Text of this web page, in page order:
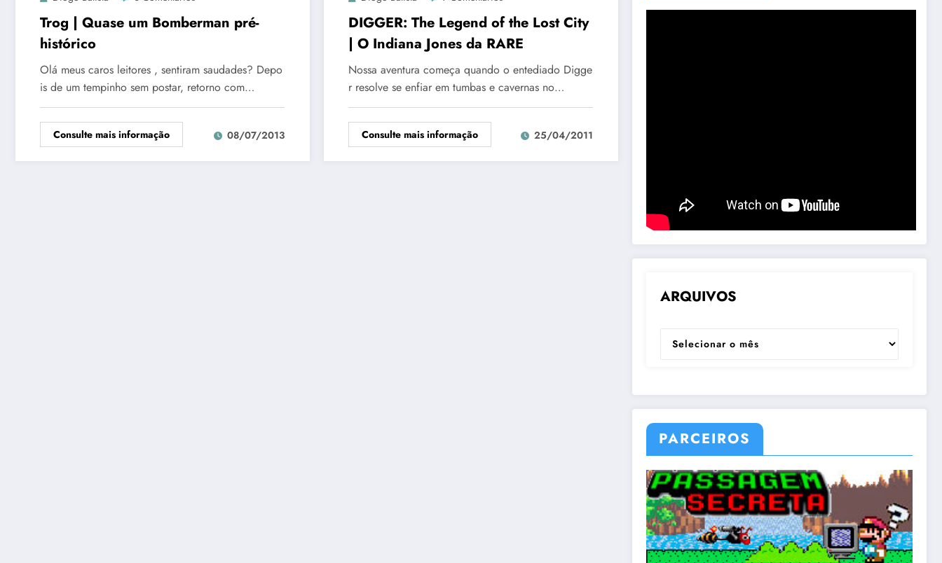
Trog | Quase um Bomberman pré-
histórico
Olá meus caros leitores , sentiram saudades? Depo
is de um tempinho sem postar, retorno com…
Consulte mais informação 08/07/2013
DIGGER: The Legend of the Lost City
| O Indiana Jones da RARE
Nossa aventura começa quando o entediado Digge
r resolve se enfiar em tumbas e cavernas no…
Consulte mais informação 25/04/2011
ARQUIVOS
ARQUIVOS
PARCEIROS